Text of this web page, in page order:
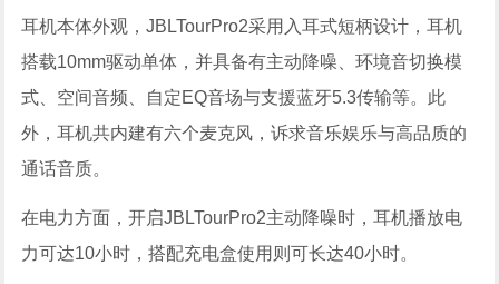
耳机本体外观，JBLTourPro2采用入耳式短柄设计，耳机
搭载10mm驱动单体，并具备有主动降噪、环境音切换模
式、空间音频、自定EQ音场与支援蓝牙5.3传输等。此
外，耳机共内建有六个麦克风，诉求音乐娱乐与高品质的
通话音质。
在电力方面，开启JBLTourPro2主动降噪时，耳机播放电
力可达10小时，搭配充电盒使用则可长达40小时。